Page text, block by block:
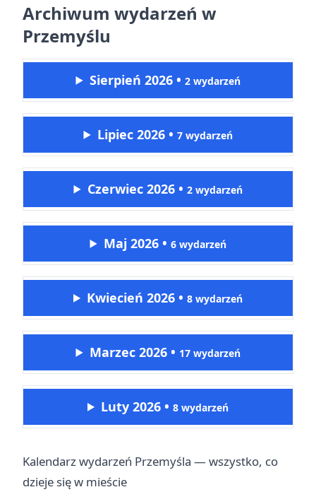
Archiwum wydarzeń w
Przemyślu
Sierpień 2026 • 2 wydarzeń
Lipiec 2026 • 7 wydarzeń
Czerwiec 2026 • 2 wydarzeń
Maj 2026 • 6 wydarzeń
Kwiecień 2026 • 8 wydarzeń
Marzec 2026 • 17 wydarzeń
Luty 2026 • 8 wydarzeń
Kalendarz wydarzeń Przemyśla — wszystko, co
dzieje się w mieście